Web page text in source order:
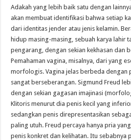
Adakah yang lebih baik satu dengan
akan membuat identifikasi bahwa setiap
dari identitas jender atau jenis kelamin.
hidup masing-masing, sebuah karya lahir
pengarang, dengan sekian kekhasan dan
Pemahaman vagina, misalnya, dari yang
morfologis. Vagina jelas berbeda dengan
sangat berseberangan. Sigmund Freud
dengan sekian gagasan imajinasi
Klitoris menurut dia penis kecil yang
sedangkan penis direpresentasikan
paling utuh. Freud percaya hanya pria
penis konkret dan kelihatan. Itu sebabnya